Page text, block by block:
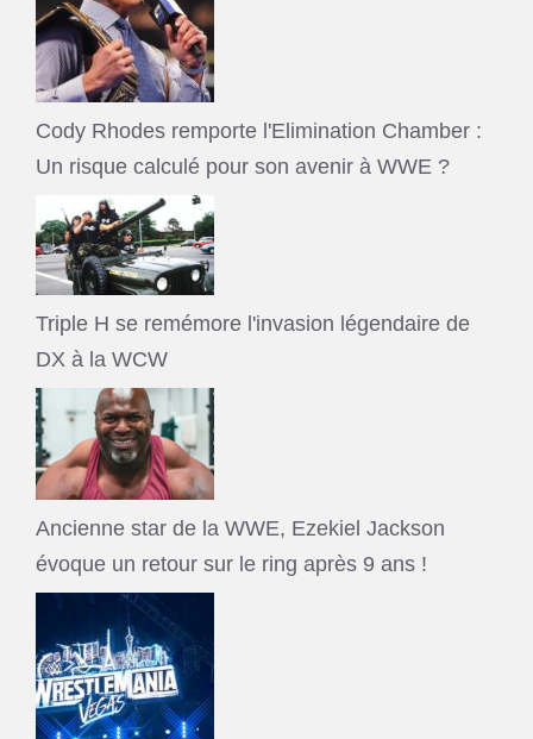
Cody Rhodes remporte l'Elimination Chamber :
Un risque calculé pour son avenir à WWE ?
Triple H se remémore l'invasion légendaire de
DX à la WCW
Ancienne star de la WWE, Ezekiel Jackson
évoque un retour sur le ring après 9 ans !